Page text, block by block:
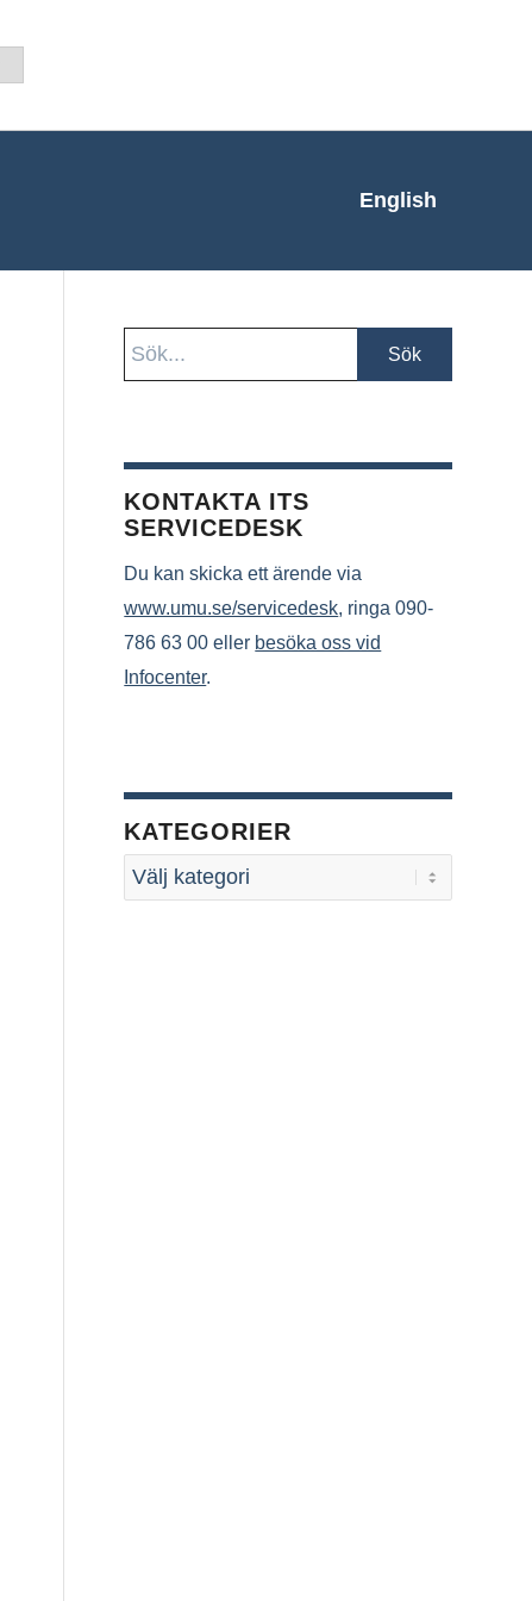
English
KONTAKTA ITS
SERVICEDESK
Du kan skicka ett ärende via
www.umu.se/servicedesk, ringa 090-
786 63 00 eller besöka oss vid
Infocenter.
KATEGORIER